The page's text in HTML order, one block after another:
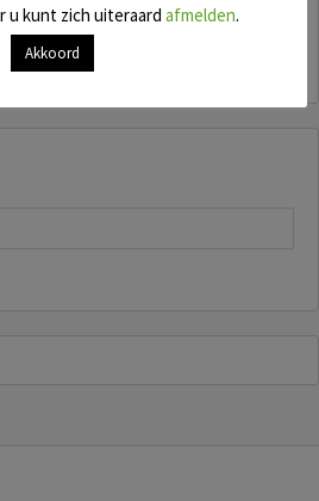
u kunt zich uiteraard afmelden.
Akkoord